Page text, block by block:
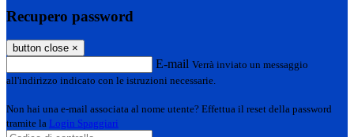
Recupero password
button close ×
E-mail Verrà inviato un messaggio
all'indirizzo indicato con le istruzioni necessarie.
Non hai una e-mail associata al nome utente? Effettua il reset della password
tramite la Login Spaggiari